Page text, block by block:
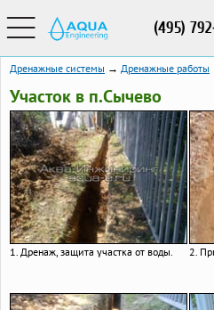
(495)
Дренажные системы → Дренажные работы
Участок в п.Сычево
1. Дренаж, защита участка от воды. 2.